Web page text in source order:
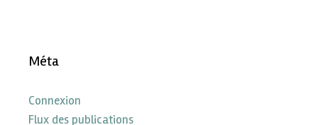
Méta
Connexion
Flux des publications